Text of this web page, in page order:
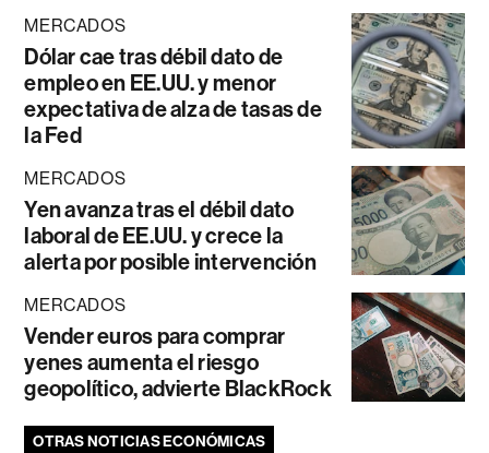
MERCADOS
Dólar cae tras débil dato de
empleo en EE.UU. y menor
expectativa de alza de tasas de
la Fed
MERCADOS
Yen avanza tras el débil dato
laboral de EE.UU. y crece la
alerta por posible intervención
MERCADOS
Vender euros para comprar
yenes aumenta el riesgo
geopolítico, advierte BlackRock
OTRAS NOTICIAS ECONÓMICAS